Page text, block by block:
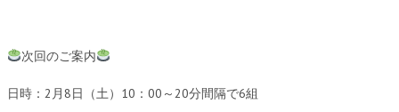
次回のご案内
日時：2月8日（土）10：00～20分間隔で6組